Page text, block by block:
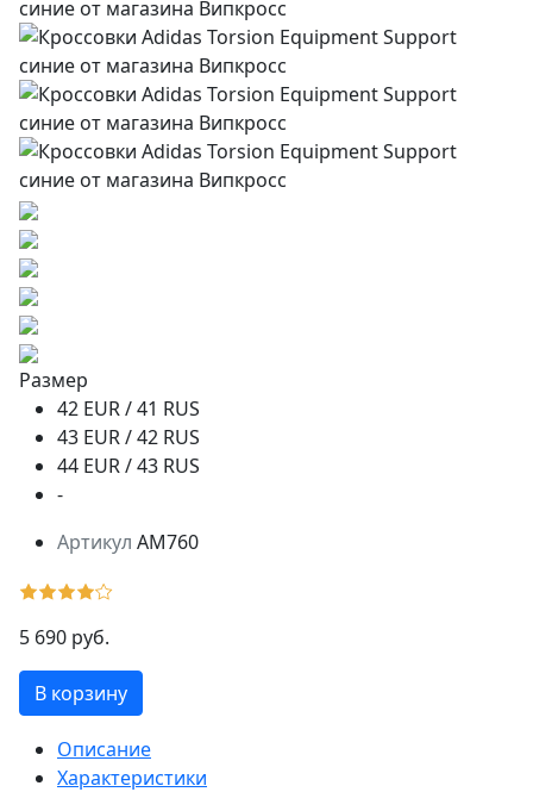
Размер
42 EUR / 41 RUS
43 EUR / 42 RUS
44 EUR / 43 RUS
-
Артикул AM760
5 690 руб.
В корзину
Описание
Характеристики